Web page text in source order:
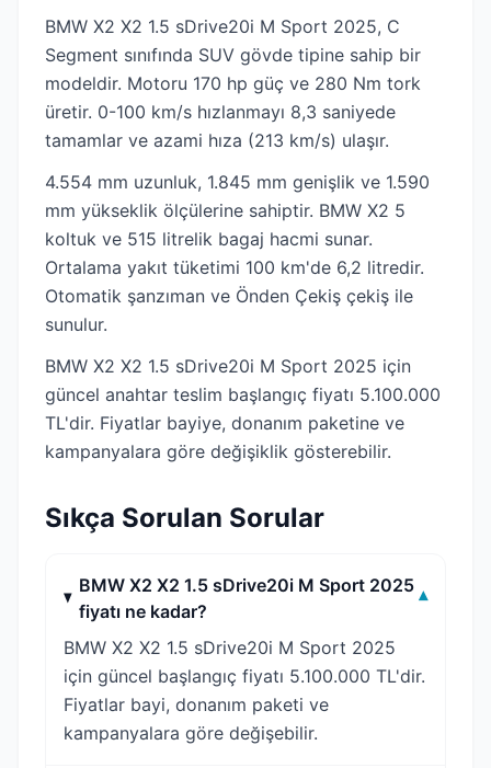
BMW X2 X2 1.5 sDrive20i M Sport 2025, C
Segment sınıfında SUV gövde tipine sahip bir
modeldir. Motoru 170 hp güç ve 280 Nm tork
üretir. 0-100 km/s hızlanmayı 8,3 saniyede
tamamlar ve azami hıza (213 km/s) ulaşır.
4.554 mm uzunluk, 1.845 mm genişlik ve 1.590
mm yükseklik ölçülerine sahiptir. BMW X2 5
koltuk ve 515 litrelik bagaj hacmi sunar.
Ortalama yakıt tüketimi 100 km'de 6,2 litredir.
Otomatik şanzıman ve Önden Çekiş çekiş ile
sunulur.
BMW X2 X2 1.5 sDrive20i M Sport 2025 için
güncel anahtar teslim başlangıç fiyatı 5.100.000
TL'dir. Fiyatlar bayiye, donanım paketine ve
kampanyalara göre değişiklik gösterebilir.
Sıkça Sorulan Sorular
BMW X2 X2 1.5 sDrive20i M Sport 2025
fiyatı ne kadar?
▾
BMW X2 X2 1.5 sDrive20i M Sport 2025
için güncel başlangıç fiyatı 5.100.000 TL'dir.
Fiyatlar bayi, donanım paketi ve
kampanyalara göre değişebilir.